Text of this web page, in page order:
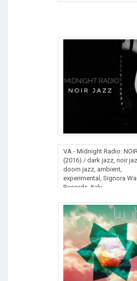
VA - Midnight Radio:
(2016) / dark jazz, noir
doom jazz, ambient,
experimental, Signora
Records, Italy